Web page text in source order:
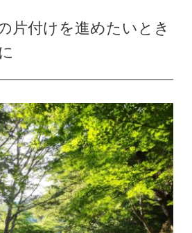
片付けを進めたいとき